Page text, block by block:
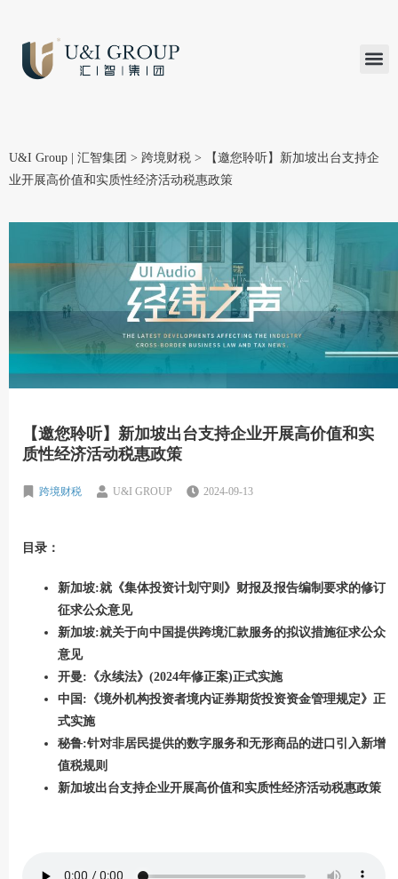
U&I Group | 汇智集团 > 跨境财税 >
【邀您聆听】新加坡出台支持企
业开展高价值和实质性经济活动税惠政策
【邀您聆听】新加坡出台支持企业开展高价值和实
质性经济活动税惠政策
跨境财税 U&I GROUP 2024-09-13
目录：
新加坡:就《集体投资计划守则》财报及报告编制要求的修订
征求公众意见
新加坡:就关于向中国提供跨境汇款服务的拟议措施征求公众
意见
开曼:《永续法》(2024年修正案)正式实施
中国:《境外机构投资者境内证券期货投资资金管理规定》正
式实施
秘鲁:针对非居民提供的数字服务和无形商品的进口引入新增
值税规则
新加坡出台支持企业开展高价值和实质性经济活动税惠政策